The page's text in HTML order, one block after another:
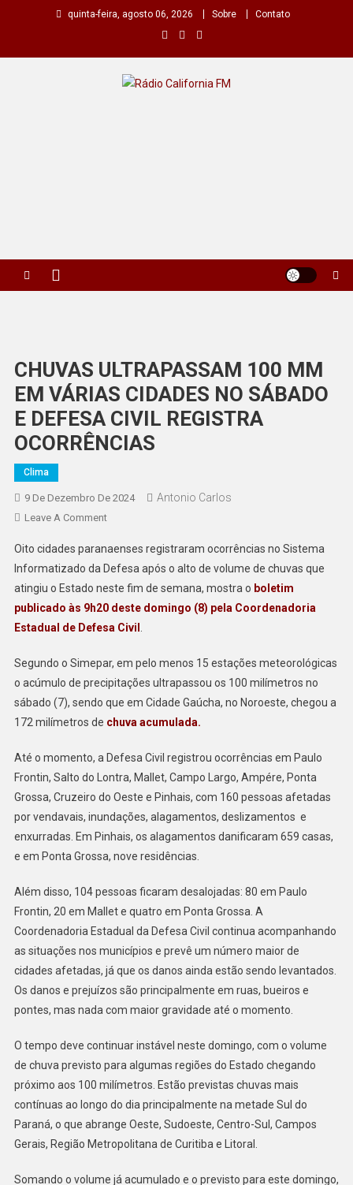
quinta-feira, agosto 06, 2026 Sobre Contato
CHUVAS ULTRAPASSAM 100 MM
EM VÁRIAS CIDADES NO SÁBADO
E DEFESA CIVIL REGISTRA
OCORRÊNCIAS
Clima
9 De Dezembro De 2024 Antonio Carlos
Leave A CommentOn
ULTRAPASSAM
100
MM
EM
VÁRIAS
NO
SÁBADO
E
DEFESA
REGISTRA
OCORRÊNCIAS
Oito cidades paranaenses registraram ocorrências no Sistema
Informatizado da Defesa após o alto de volume de chuvas que
atingiu o Estado neste fim de semana, mostra o boletim
publicado às 9h20 deste domingo (8) pela Coordenadoria
Estadual de Defesa Civil
Segundo o Simepar, em pelo menos 15 estações meteorológicas
o acúmulo de precipitações ultrapassou os 100 milímetros no
sábado (7), sendo que em Cidade Gaúcha, no Noroeste, chegou a
172 milímetros de chuva acumulada.
Até o momento, a Defesa Civil registrou ocorrências em Paulo
Frontin, Salto do Lontra, Mallet, Campo Largo, Ampére, Ponta
Grossa, Cruzeiro do Oeste e Pinhais, com 160 pessoas afetadas
por vendavais, inundações, alagamentos, deslizamentos e
enxurradas. Em Pinhais, os alagamentos danificaram 659 casas,
e em Ponta Grossa, nove residências.
Além disso, 104 pessoas ficaram desalojadas: 80 em Paulo
Frontin, 20 em Mallet e quatro em Ponta Grossa. A
Coordenadoria Estadual da Defesa Civil continua acompanhando
as situações nos municípios e prevê um número maior de
cidades afetadas, já que os danos ainda estão sendo levantados.
Os danos e prejuízos são principalmente em ruas, bueiros e
pontes, mas nada com maior gravidade até o momento.
O tempo deve continuar instável neste domingo, com o volume
de chuva previsto para algumas regiões do Estado chegando
próximo aos 100 milímetros. Estão previstas chuvas mais
contínuas ao longo do dia principalmente na metade Sul do
Paraná, o que abrange Oeste, Sudoeste, Centro-Sul, Campos
Gerais, Região Metropolitana de Curitiba e Litoral.
Somando o volume já acumulado e o previsto para este domingo,